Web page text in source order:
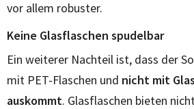
vor allem robuster.
Keine Glasflaschen spudelbar
Ein weiterer Nachteil ist, dass der
mit PET-Flaschen und nicht mit
auskommt. Glasflaschen bieten